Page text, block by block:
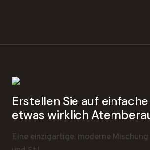
Erstellen Sie auf
etwas wirklich
Eine einzigartige, moderne